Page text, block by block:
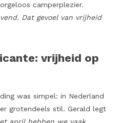
camperplezier.
Dat gevoel van vrijheid
vrijheid op
was simpel: in Nederland
grotendeels stil. Gerald legt